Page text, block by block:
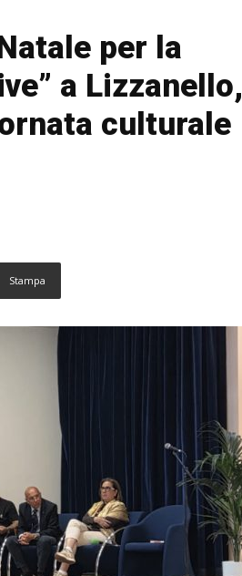
per la
a Lizzanello,
culturale
Stampa